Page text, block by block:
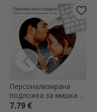
Персонализирана
подложка за мишка с
форма на сърце и
7.79 €